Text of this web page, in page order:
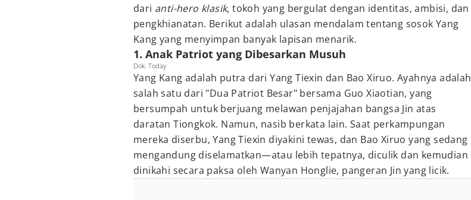
dari anti-hero klasik, tokoh yang bergulat dengan identitas, ambisi, dan
pengkhianatan. Berikut adalah ulasan mendalam tentang sosok Yang
Kang yang menyimpan banyak lapisan menarik.
1. Anak Patriot yang Dibesarkan Musuh
Dok. Today
Yang Kang adalah putra dari Yang Tiexin dan Bao Xiruo. Ayahnya adalah
salah satu dari "Dua Patriot Besar" bersama Guo Xiaotian, yang
bersumpah untuk berjuang melawan penjajahan bangsa Jin atas
daratan Tiongkok. Namun, nasib berkata lain. Saat perkampungan
mereka diserbu, Yang Tiexin diyakini tewas, dan Bao Xiruo yang sedang
mengandung diselamatkan—atau lebih tepatnya, diculik dan kemudian
dinikahi secara paksa oleh Wanyan Honglie, pangeran Jin yang licik.